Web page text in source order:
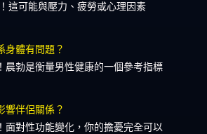
這可能與壓力、疲勞或心理因素
身體有問題？
晨勃是衡量男性健康的一個參考指標
響伴侶關係？
面對性功能變化，你的擔憂完全可以